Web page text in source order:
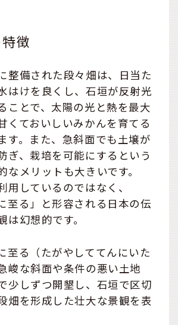
徴
整備された段々畑は、日当た
はけを良くし、石垣が反射光
ことで、太陽の光と熱を最大
くておいしいみかんを育てる
す。また、急斜面でも土壌が
ぎ、栽培を可能にするという
なメリットも大きいです。
用しているのではなく、
至る」と形容される日本の伝
は幻想的です。
至る（たがやしててんにいた
峻な斜面や条件の悪い土地
少しずつ開墾し、石垣で区切
畑を形成した壮大な景観を表